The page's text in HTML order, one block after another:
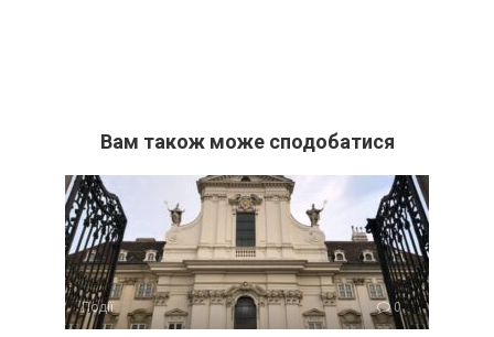
Вам також може сподобатися
Події 0